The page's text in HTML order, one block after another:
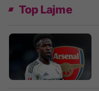
Top Lajme